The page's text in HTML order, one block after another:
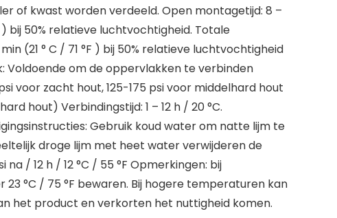
of kwast worden verdeeld. Open montagetijd: 8 –
) bij 50% relatieve luchtvochtigheid. Totale
(21 ° C / 71 °F ) bij 50% relatieve luchtvochtigheid
Voldoende om de oppervlakken te verbinden
voor zacht hout, 125-175 psi voor middelhard hout
hout) Verbindingstijd: 1 – 12 h / 20 °C.
Gebruik koud water om natte lijm te
droge lijm met heet water verwijderen de
/ 12 h / 12 °C / 55 °F Opmerkingen: bij
°C / 75 °F bewaren. Bij hogere temperaturen kan
het product en verkorten het nuttigheid komen.